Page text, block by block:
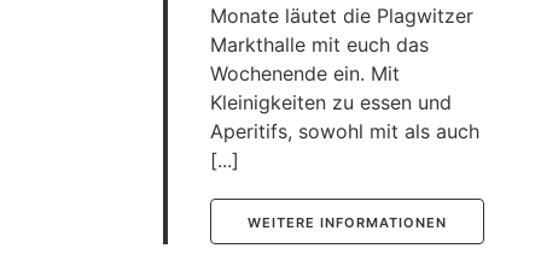
Monate läutet die Plagwitzer
Markthalle mit euch das
Wochenende ein. Mit
Kleinigkeiten zu essen und
Aperitifs, sowohl mit als auch
[...]
WEITERE INFORMATIONEN